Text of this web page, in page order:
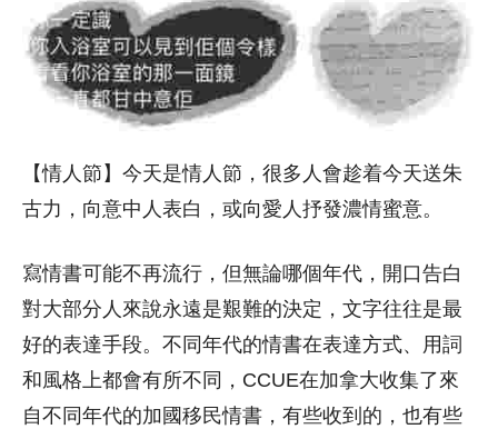
【情人節】今天是情人節，很多人會趁着今天送朱
古力，向意中人表白，或向愛人抒發濃情蜜意。
寫情書可能不再流行，但無論哪個年代，開口告白
對大部分人來說永遠是艱難的決定，文字往往是最
好的表達手段。不同年代的情書在表達方式、用詞
和風格上都會有所不同，CCUE在加拿大收集了來
自不同年代的加國移民情書，有些收到的，也有些